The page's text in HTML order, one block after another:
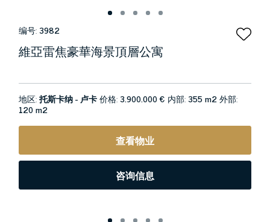
编号:3982
維亞雷焦豪華海景頂層公寓
地区:托斯卡纳 - 卢卡价格:3.900.000 € 内部:355 m2外部:
120 m2
查看物业
咨询信息